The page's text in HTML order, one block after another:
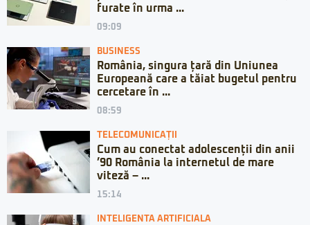
furate în urma ...
09:09
BUSINESS
România, singura țară din Uniunea
Europeană care a tăiat bugetul pentru
cercetare în ...
08:59
TELECOMUNICAȚII
Cum au conectat adolescenții din anii
’90 România la internetul de mare
viteză – ...
15:14
INTELIGENTA ARTIFICIALA